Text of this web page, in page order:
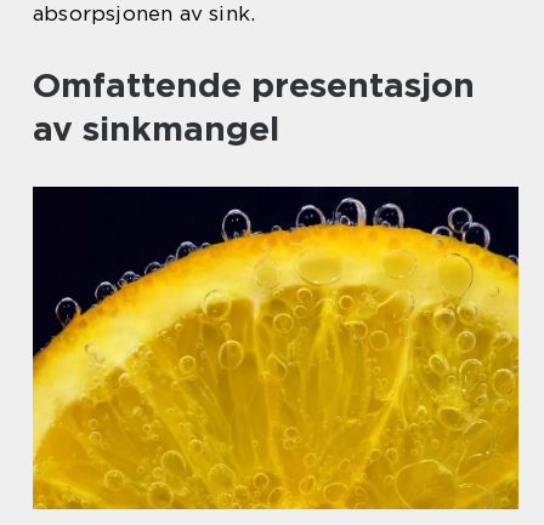
absorpsjonen av sink.
Omfattende presentasjon
av sinkmangel